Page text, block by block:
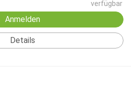
verfügbar
Anmelden
Details